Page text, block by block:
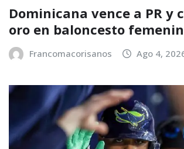
Dominicana vence a PR y
oro en baloncesto
Francomacorisanos Ago 4,